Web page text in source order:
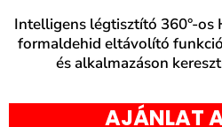
Intelligens légtisztító 360°-os
formaldehid eltávolító
és alkalmazáson
AJÁNLAT